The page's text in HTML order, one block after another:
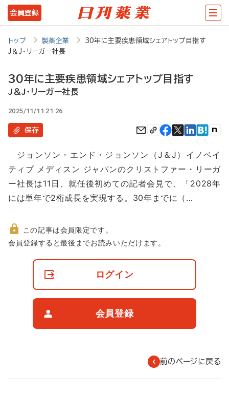
メ
イ
ツ
に
動
会員登録
トップ 製薬企業
30年に主要疾患領域シェアトップ目指す
J＆J・リーガー社長
30年に主要疾患領域シェアトップ目指す
J＆J・リーガー社長
2025/11/11 21:26
保存
ジョンソン・エンド・ジョンソン（J＆J）イノベイ
ティブ メディスン ジャパンのクリストファー・リーガ
ー社長は11日、就任後初めての記者会見で、「2028年
には単年で2桁成長を実現する。30年までに（…
非
この記事は会員限定です。
会員登録すると最後までお読みいただけます。
ログイン
会員登録
前のページに戻る